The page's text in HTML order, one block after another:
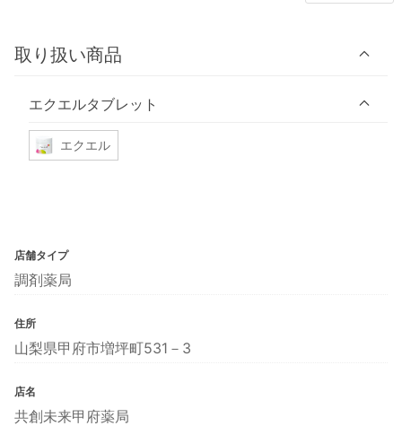
取り扱い商品
エクエルタブレット
エクエル
店舗タイプ
調剤薬局
住所
山梨県甲府市増坪町531－3
店名
共創未来甲府薬局